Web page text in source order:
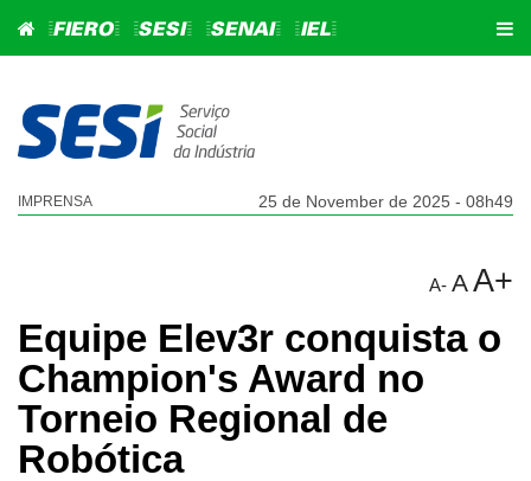
=FIERO= =SESI= =SENAI= =IEL=
IMPRENSA 25 de November de 2025 - 08h49
A- AA+
Equipe Elev3r conquista o
Champion's Award no
Torneio Regional de
Robótica